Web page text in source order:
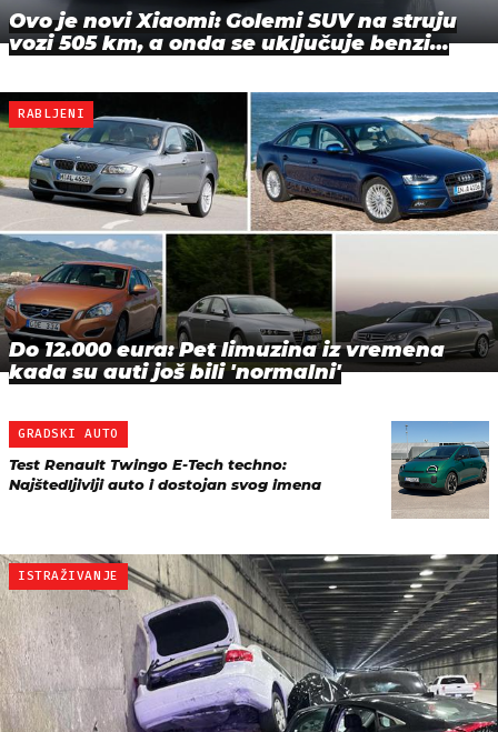
Ovo je novi Xiaomi: Golemi SUV na struju
vozi 505 km, a onda se uključuje benzi…
RABLJENI
Do 12.000 eura: Pet limuzina iz vremena
kada su auti još bili 'normalni'
GRADSKI AUTO
Test Renault Twingo E-Tech techno:
Najštedljiviji auto i dostojan svog imena
ISTRAŽIVANJE